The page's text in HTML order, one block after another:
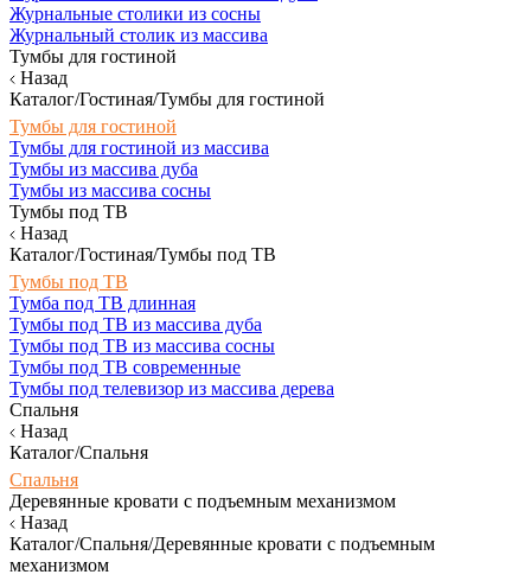
Журнальные столики из сосны
Журнальный столик из массива
Тумбы для гостиной
Назад
Каталог/Гостиная/Тумбы для гостиной
Тумбы для гостиной
Тумбы для гостиной из массива
Тумбы из массива дуба
Тумбы из массива сосны
Тумбы под ТВ
Назад
Каталог/Гостиная/Тумбы под ТВ
Тумбы под ТВ
Тумба под ТВ длинная
Тумбы под ТВ из массива дуба
Тумбы под ТВ из массива сосны
Тумбы под ТВ современные
Тумбы под телевизор из массива дерева
Спальня
Назад
Каталог/Спальня
Спальня
Деревянные кровати с подъемным механизмом
Назад
Каталог/Спальня/Деревянные кровати с подъемным
механизмом